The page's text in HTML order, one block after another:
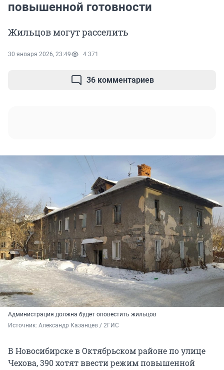
повышенной готовности
Жильцов могут расселить
30 января 2026, 23:49 4 371
36 комментариев
Администрация должна будет оповестить жильцов
Источник: Александр Казанцев / 2ГИС
В Новосибирске в Октябрьском районе по улице
Чехова, 390 хотят ввести режим повышенной